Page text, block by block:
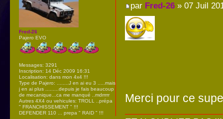
par Fred-26» 07 Juil
Merci pour ce
Fred-26
Pajero EVO
Messages: 3291
Inscription: 14 Déc 2009 16:31
Localisation: dans mon 4x4 !!!
Type de Pajero: ........J en ai eu 3 .....mais
j en ai plus .........depuis je fais beaucoup
de mecanique...ca me manqué ..mdrrrrr
Autres 4X4 ou vehicules: TROLL ..prépa
" FRANCHISSEMENT " !!!
DEFENDER 110 ... prepa " RAID " !!!